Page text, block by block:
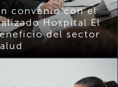
convenio con el
Hospital El
del sector